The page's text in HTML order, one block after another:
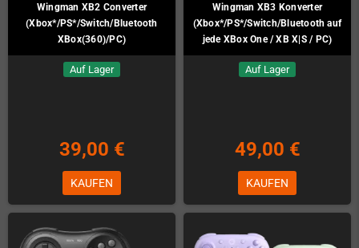
Wingman XB2 Converter
(Xbox*/PS*/Switch/Bluetooth
XBox(360)/PC)
Auf Lager
39,00 €
KAUFEN
Wingman XB3 Konverter
(Xbox*/PS*/Switch/Bluetooth auf
jede XBox One / XB X|S / PC)
Auf Lager
49,00 €
KAUFEN